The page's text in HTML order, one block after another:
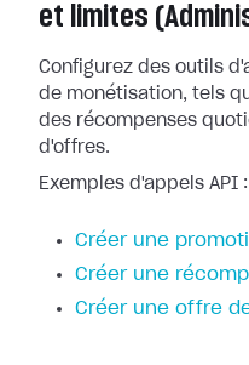
et limites
Configurez des outils
de monétisation, tels
des récompenses
d'offres.
Exemples d'appels API :
Créer une
Créer une
Créer une offre